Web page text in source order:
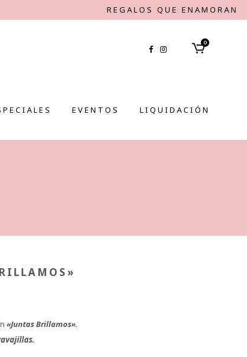
REGALOS QUE ENAMORAN
0
EVENTOS LIQUIDACIÓN
«Juntas Brillamos».